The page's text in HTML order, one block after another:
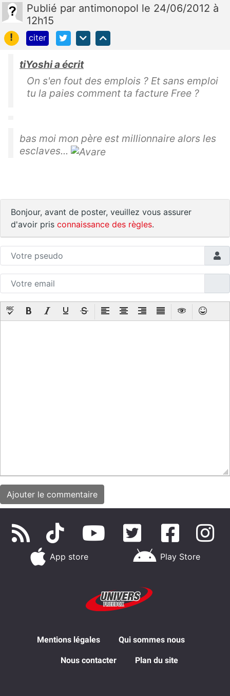
Publié par antimonopol le 24/06/2012 à
12h15
!
citer
tiYoshi a écrit
On s'en fout des emplois ? Et sans emploi
tu la paies comment ta facture Free ?
bas moi mon père est millionnaire alors les
esclaves...
Bonjour, avant de poster, veuillez vous assurer
d'avoir pris connaissance des règles.
App store Play Store
Mentions légales Qui sommes nous
Nous contacter Plan du site